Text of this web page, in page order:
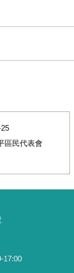
區民代表會
17:00